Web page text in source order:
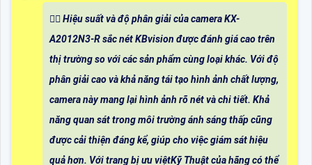
🙆‍♀️ Hiệu suất và độ phân giải của camera KX-
A2012N3-R sắc nét KBvision được đánh giá cao trên
thị trường so với các sản phẩm cùng loại khác. Với độ
phân giải cao và khả năng tái tạo hình ảnh chất lượng,
camera này mang lại hình ảnh rõ nét và chi tiết. Khả
năng quan sát trong môi trường ánh sáng thấp cũng
được cải thiện đáng kể, giúp cho việc giám sát hiệu
quả hơn. Với trang bị ưu việtKỹ Thuật của hãng có thể